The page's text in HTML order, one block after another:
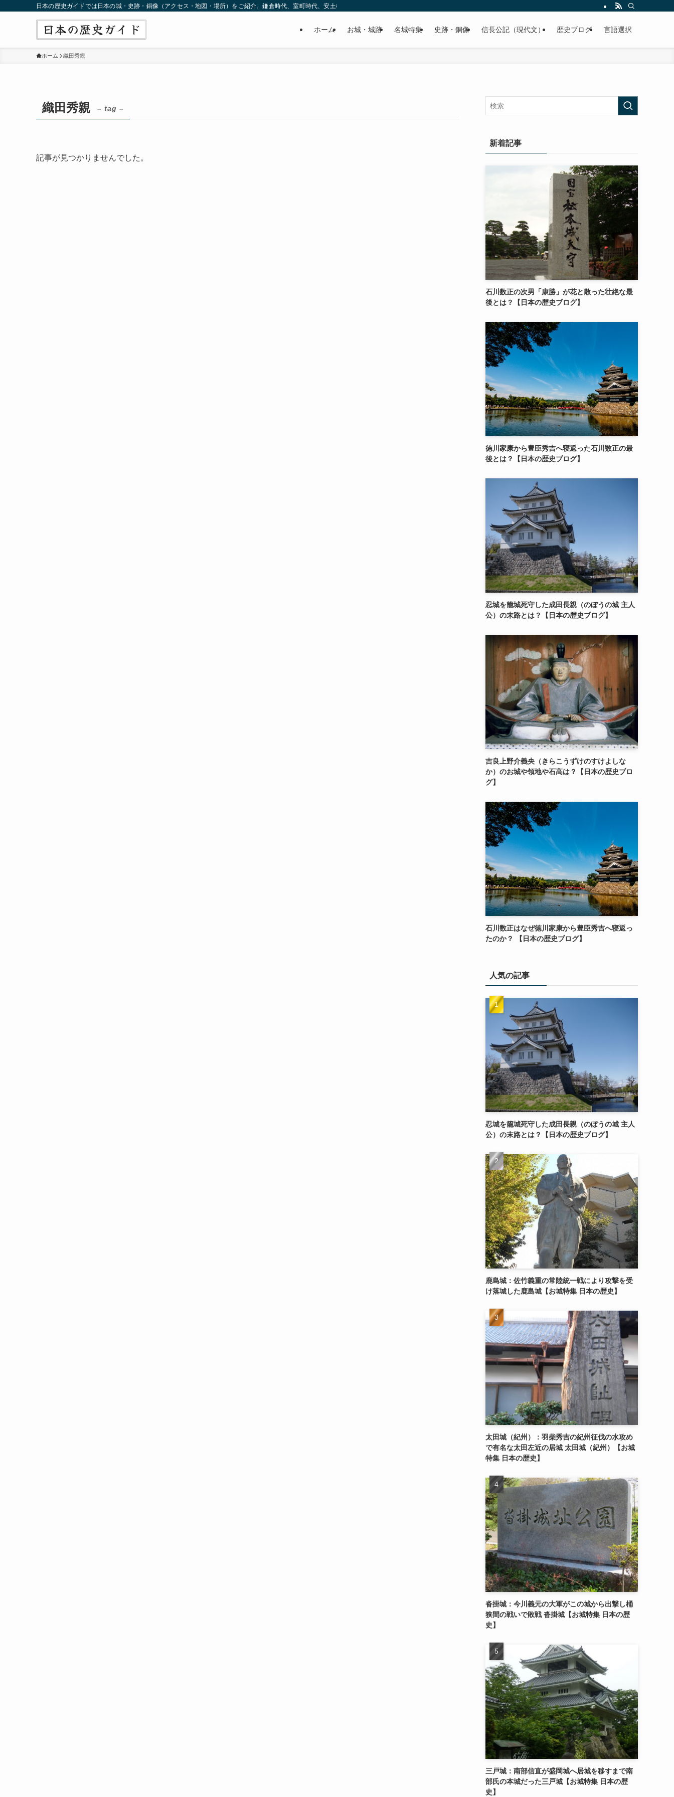
日本の歴史ガイドでは日本の城・史跡・銅像（アクセス・地図・場所）をご紹介。鎌倉時代、室町時代、安土桃山時代（戦国時代）、江戸時代と幅広くご紹介致します。
ホーム お城・城跡 名城特集 史跡・銅像 信長公記（現代文） 歴史ブログ 言語選択
ホーム 織田秀親
織田秀親 – tag –
記事が見つかりませんでした。
新着記事
石川数正の次男「康勝」が花と散った壮絶な最
後とは？【日本の歴史ブログ】
徳川家康から豊臣秀吉へ寝返った石川数正の最
後とは？【日本の歴史ブログ】
忍城を籠城死守した成田長親（のぼうの城 主人
公）の末路とは？【日本の歴史ブログ】
吉良上野介義央（きらこうずけのすけよしな
か）のお城や領地や石高は？【日本の歴史ブロ
グ】
石川数正はなぜ徳川家康から豊臣秀吉へ寝返っ
たのか？ 【日本の歴史ブログ】
人気の記事
忍城を籠城死守した成田長親（のぼうの城 主人
公）の末路とは？【日本の歴史ブログ】
鹿島城：佐竹義重の常陸統一戦により攻撃を受
け落城した鹿島城【お城特集 日本の歴史】
太田城（紀州）：羽柴秀吉の紀州征伐の水攻め
で有名な太田左近の居城 太田城（紀州）【お城
特集 日本の歴史】
沓掛城：今川義元の大軍がこの城から出撃し桶
狭間の戦いで敗戦 沓掛城【お城特集 日本の歴
史】
三戸城：南部信直が盛岡城へ居城を移すまで南
部氏の本城だった三戸城【お城特集 日本の歴
史】